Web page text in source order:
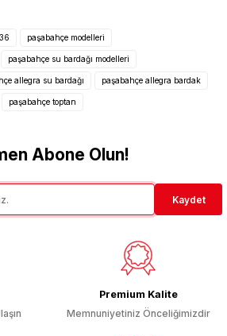
noktaları öneri formunu kullanarak
ederiz.
veya görüntülenemiyor.
bilgiler bulunuyor.
daha pahalı.
paşabahçe modelleri
paşabahçe su bardağı modelleri
allegra su bardağı paşabahçe allegra bardak
paşabahçe toptan
Abone Olun!
Kaydet
Premium Kalite
Memnuniyetiniz Önceliğimizdir